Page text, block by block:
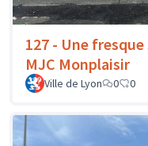
127 - Une
MJC Monplaisir
Ville de Lyon 0 0